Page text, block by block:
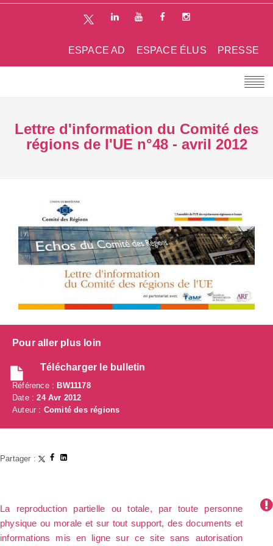
PRESSE
ESPACE ÉLUS
ESPACE AD
Lettre d'information du Comité des
régions de l'UE n°48 - avril 2012
Pour aller plus loin
Télécharger le bulletin
Référence : BW11178
Date :24 Avr 2012
Auteur : Comité des régions
Partager :
La reproduction partielle ou totale, par toute personne
physique ou morale et sur tout support, des documents et
informations mis en ligne sur ce site sans autorisation